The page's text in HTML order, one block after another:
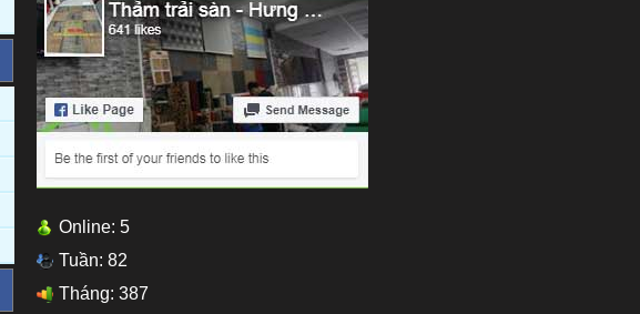
Online: 5
Tuần: 82
Tháng: 387